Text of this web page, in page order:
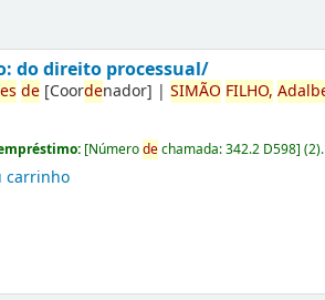
do direito processual/
de [Coordenador] |SIMÃO FILHO,
[Númerodechamada:342.2 D598](2).
carrinho